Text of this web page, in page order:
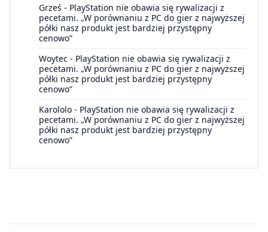
Grześ - PlayStation nie obawia się rywalizacji z
pecetami. „W porównaniu z PC do gier z najwyższej
półki nasz produkt jest bardziej przystępny
cenowo”
Woytec - PlayStation nie obawia się rywalizacji z
pecetami. „W porównaniu z PC do gier z najwyższej
półki nasz produkt jest bardziej przystępny
cenowo”
Karololo - PlayStation nie obawia się rywalizacji z
pecetami. „W porównaniu z PC do gier z najwyższej
półki nasz produkt jest bardziej przystępny
cenowo”